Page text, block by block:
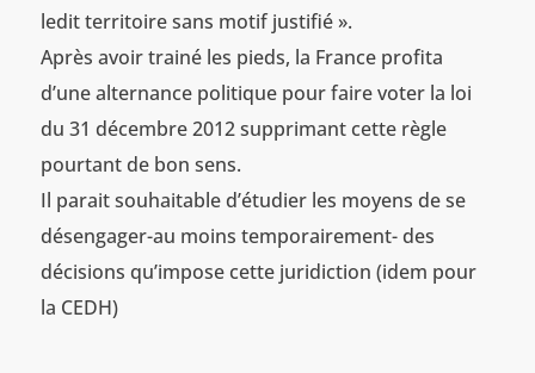
ledit territoire sans motif justifié ».
Après avoir trainé les pieds, la France profita
d’une alternance politique pour faire voter la loi
du 31 décembre 2012 supprimant cette règle
pourtant de bon sens.
Il parait souhaitable d’étudier les moyens de se
désengager-au moins temporairement- des
décisions qu’impose cette juridiction (idem pour
la CEDH)